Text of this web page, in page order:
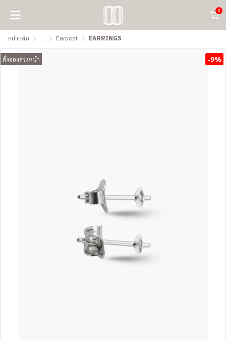
0
หน้าหลัก ... Earpost EARRINGS
สั่งจองล่วงหน้า -9%